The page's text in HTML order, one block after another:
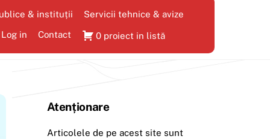
& instituții
Servicii tehnice & avize
Log in
Contact 0 proiect in listă
Atenționare
Articolele de pe acest site sunt